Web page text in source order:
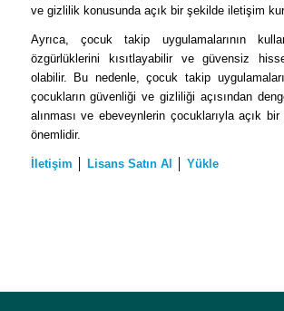
ve gizlilik konusunda açık bir şekilde iletişim
Ayrıca, çocuk takip uygulamalarının
özgürlüklerini kısıtlayabilir ve güvensiz
olabilir. Bu nedenle, çocuk takip
çocukların güvenliği ve gizliliği açısından
alınması ve ebeveynlerin çocuklarıyla açık
önemlidir.
İletişim Lisans Satın Al Yükle